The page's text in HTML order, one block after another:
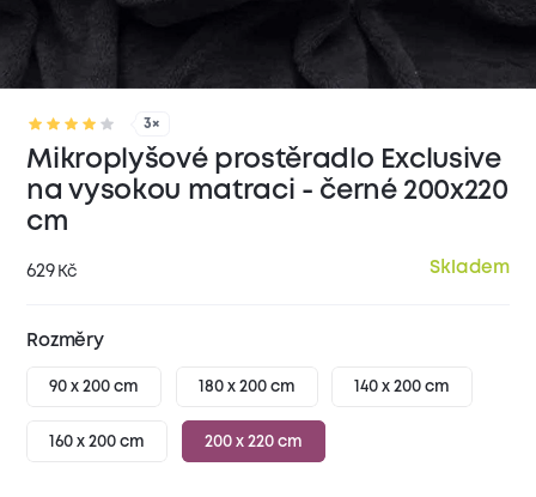
3×
Mikroplyšové prostěradlo Exclusive
na vysokou matraci - černé 200x220
cm
629 Kč Skladem
Rozměry
90 x 200 cm 180 x 200 cm 140 x 200 cm
160 x 200 cm 200 x 220 cm